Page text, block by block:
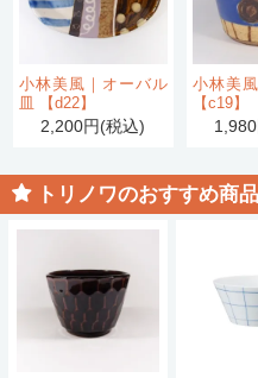
小林美風｜オーバル
皿 【d22】
2,200円(税込)
小林美
【c19】
トリノワのおすすめ商品